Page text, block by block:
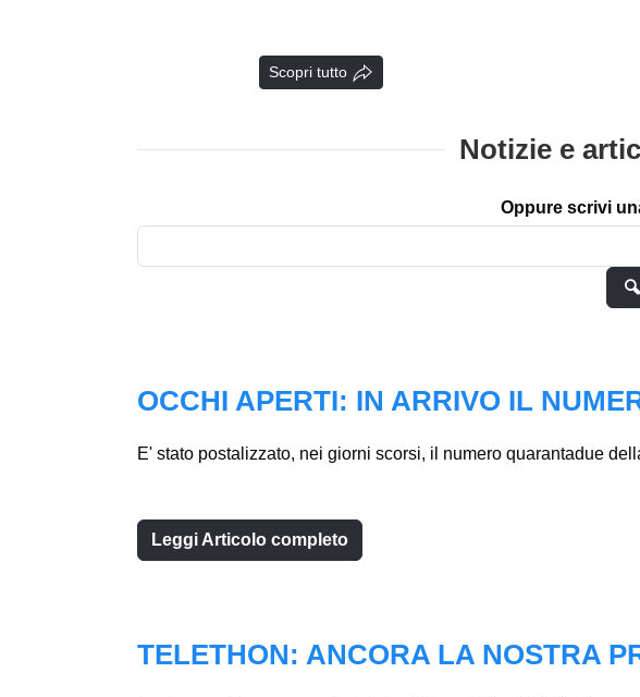
Scopri tutto
Notizie e
Oppure scrivi
OCCHI APERTI: IN ARRIVO IL
E' stato postalizzato, nei giorni scorsi, il numero quarantadue
Leggi Articolo completo
TELETHON: ANCORA LA NOSTRA